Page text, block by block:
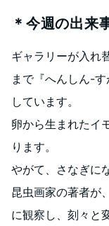
＊今週の出来
ギャラリーが入れ
まで『へんしん-
しています。
卵から生まれたイ
ります。
やがて、さなぎに
昆虫画家の著者が
に観察し、刻々と